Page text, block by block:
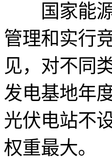
国家能源
管理和实行
见，对不同
发电基地年
光伏电站不
权重最大。